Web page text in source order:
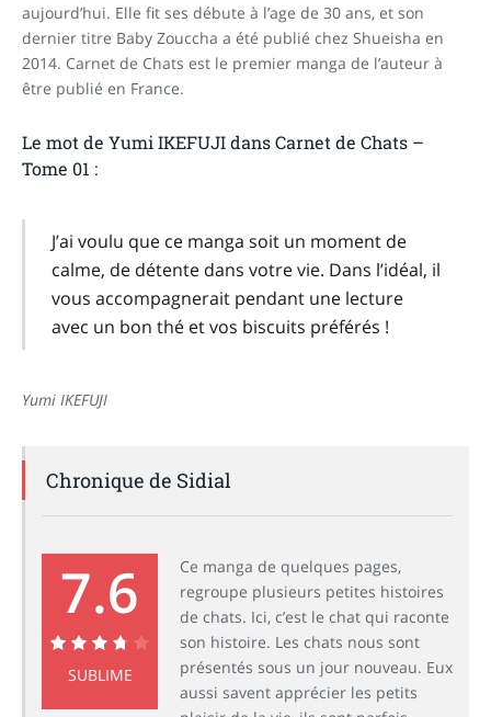
aujourd’hui. Elle fit ses débute à l’age de 30 ans, et son
dernier titre Baby Zouccha a été publié chez Shueisha en
2014. Carnet de Chats est le premier manga de l’auteur à
être publié en France.
Le mot de Yumi IKEFUJI dans Carnet de Chats –
Tome 01 :
J’ai voulu que ce manga soit un moment de
calme, de détente dans votre vie. Dans l’idéal, il
vous accompagnerait pendant une lecture
avec un bon thé et vos biscuits préférés !
Yumi IKEFUJI
Chronique de Sidial
7.6
7.6
SUBLIME
Ce manga de quelques pages,
regroupe plusieurs petites histoires
de chats. Ici, c’est le chat qui raconte
son histoire. Les chats nous sont
présentés sous un jour nouveau. Eux
aussi savent apprécier les petits